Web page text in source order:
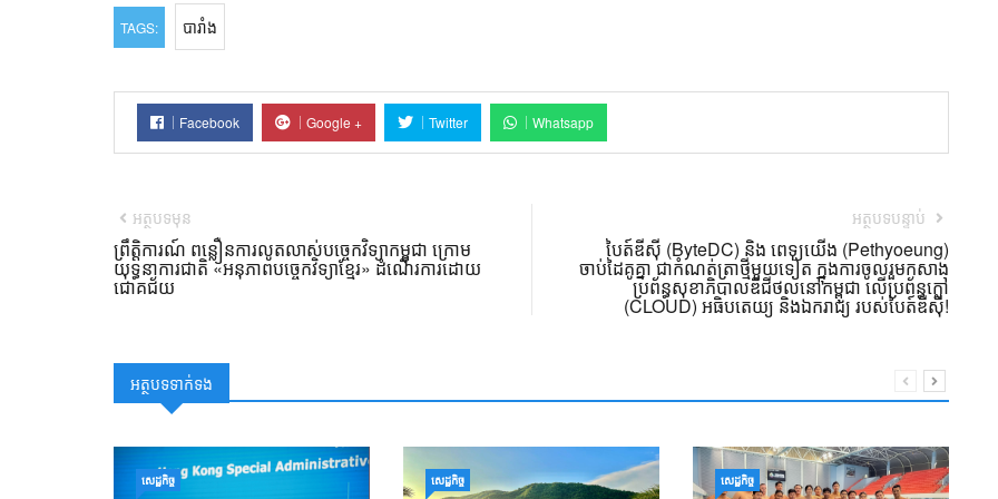
TAGS: បារាំង
Facebook Google + Twitter Whatsapp
អត្ថបទមុន
ព្រឹត្តិការណ៍ ពន្លឿនការលូតលាស់បច្ចេកវិទ្យាកម្ពុជា ក្រោម
យុទ្ធនាការជាតិ «អនុភាពបច្ចេកវិទ្យាខ្មែរ» ដំណើរការដោយ
ជោគជ័យ
អត្ថបទបន្ទាប់
បៃត៍ឌីស៊ី (ByteDC) និង ពេទ្យយើង (Pethyoeung)
ចាប់ដៃគូគ្នា ជាកំណត់ត្រាថ្មីមួយទៀត ក្នុងការចូលរួមកសាង
ប្រព័ន្ធសុខាភិបាលឌីជីថល​នៅកម្ពុជា លើប្រព័ន្ធក្លៅ
(CLOUD) អធិបតេយ្យ និងឯករាជ្យ របស់បៃត៍ឌីស៊ី!
អត្ថបទទាក់ទង
សេដ្ឋកិច្ច សេដ្ឋកិច្ច សេដ្ឋកិច្ច